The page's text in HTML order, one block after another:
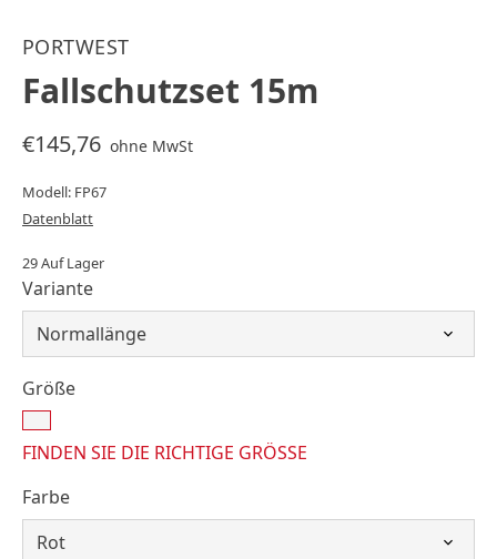
PORTWEST
Fallschutzset 15m
€145,76 ohne MwSt
Modell: FP67
Datenblatt
29 Auf Lager
Variante
Größe
FINDEN SIE DIE RICHTIGE GRÖSSE
Farbe